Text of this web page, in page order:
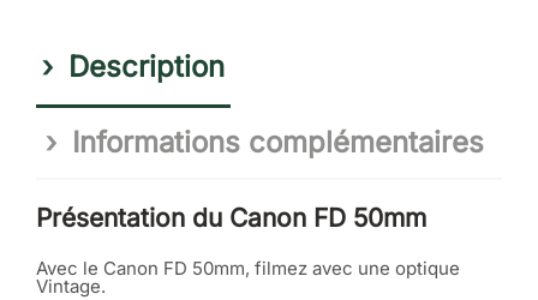
Description
Informations complémentaires
Présentation du Canon FD 50mm
Avec le Canon FD 50mm, filmez avec une optique
Vintage.